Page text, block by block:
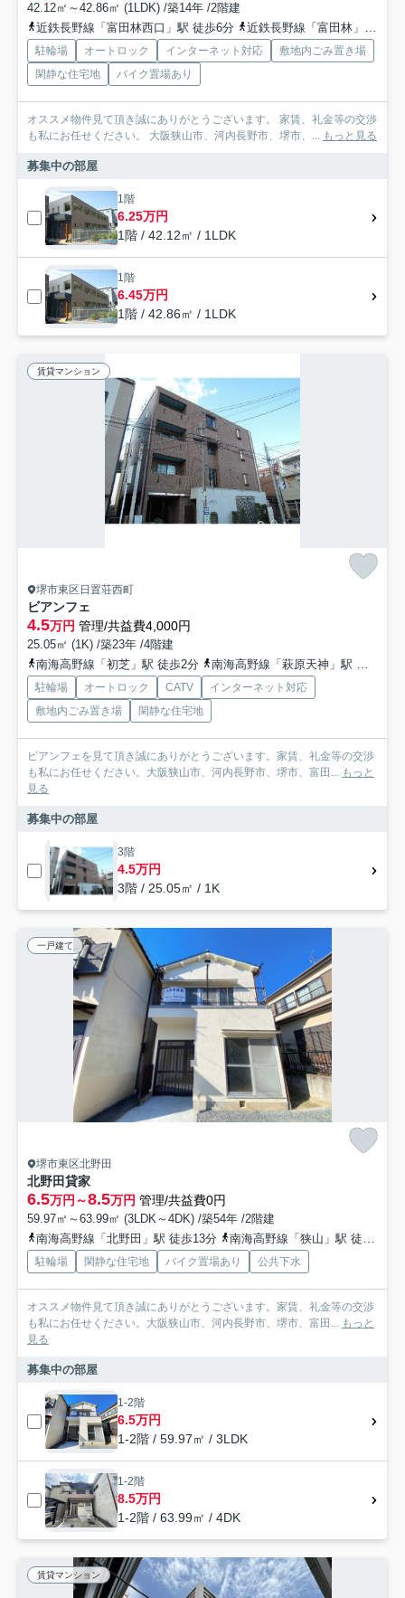
42.12㎡～42.86㎡ (1LDK) /築14年 /2階建
近鉄長野線「富田林西口」駅 徒歩6分
近鉄長野線「富田林」駅 徒歩15分
駐輪場 オートロック インターネット対応
敷地内ごみ置き場
閑静な住宅地
バイク置場あり
オススメ物件見て頂き誠にありがとうございます。 家賃、礼金等の交渉
も私にお任せください。 大阪狭山市、河内長野市、堺市、... もっと見る
募集中の部屋
1階
6.25万円
1階 / 42.12㎡ / 1LDK
1階
6.45万円
1階 / 42.86㎡ / 1LDK
賃貸マンション
堺市東区日置荘西町
ビアンフェ
4.5万円 管理/共益費4,000円
25.05㎡ (1K) /築23年 /4階建
南海高野線「初芝」駅 徒歩2分
南海高野線「萩原天神」駅 徒歩13分
駐輪場 オートロック CATV
インターネット対応
敷地内ごみ置き場
閑静な住宅地
ビアンフェを見て頂き誠にありがとうございます。家賃、礼金等の交渉
も私にお任せください。大阪狭山市、河内長野市、堺市、富田... もっと
見る
募集中の部屋
3階
4.5万円
3階 / 25.05㎡ / 1K
一戸建て
堺市東区北野田
北野田貸家
6.5万円～8.5万円 管理/共益費0円
59.97㎡～63.99㎡ (3LDK～4DK) /築54年 /2階建
南海高野線「北野田」駅 徒歩13分
南海高野線「狭山」駅 徒歩22分
駐輪場 閑静な住宅地 バイク置場あり 公共下水
オススメ物件見て頂き誠にありがとうございます。家賃、礼金等の交渉
も私にお任せください。大阪狭山市、河内長野市、堺市、富田... もっと
見る
募集中の部屋
1-2階
6.5万円
1-2階 / 59.97㎡ / 3LDK
1-2階
8.5万円
1-2階 / 63.99㎡ / 4DK
賃貸マンション